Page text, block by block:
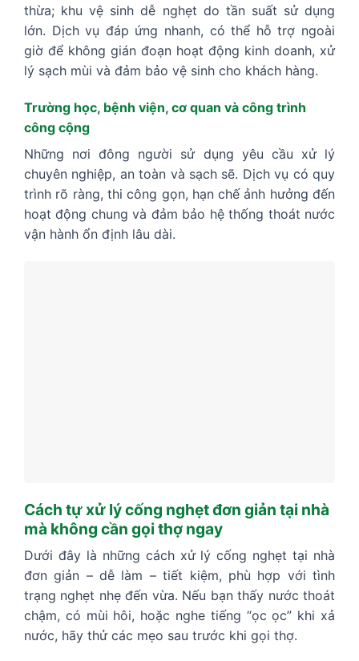
thừa; khu vệ sinh dễ nghẹt do tần suất sử dụng
lớn. Dịch vụ đáp ứng nhanh, có thể hỗ trợ ngoài
giờ để không gián đoạn hoạt động kinh doanh, xử
lý sạch mùi và đảm bảo vệ sinh cho khách hàng.
Trường học, bệnh viện, cơ quan và công trình
công cộng
Những nơi đông người sử dụng yêu cầu xử lý
chuyên nghiệp, an toàn và sạch sẽ. Dịch vụ có quy
trình rõ ràng, thi công gọn, hạn chế ảnh hưởng đến
hoạt động chung và đảm bảo hệ thống thoát nước
vận hành ổn định lâu dài.
Cách tự xử lý cống nghẹt đơn giản tại nhà
mà không cần gọi thợ ngay
Dưới đây là những cách xử lý cống nghẹt tại nhà
đơn giản – dễ làm – tiết kiệm, phù hợp với tình
trạng nghẹt nhẹ đến vừa. Nếu bạn thấy nước thoát
chậm, có mùi hôi, hoặc nghe tiếng “ọc ọc” khi xả
nước, hãy thử các mẹo sau trước khi gọi thợ.